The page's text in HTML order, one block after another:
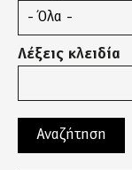
Λέξεις κλειδία